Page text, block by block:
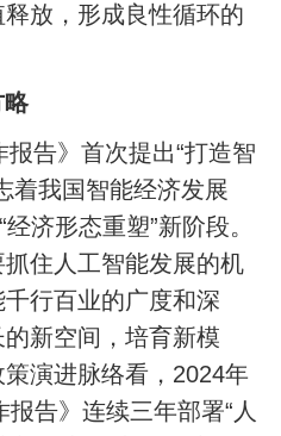
放，形成良性循环的
略
告》首次提出“打造智
着我国智能经济发展
济形态重塑”新阶段。
住人工智能发展的机
行百业的广度和深
新空间，培育新模
演进脉络看，2024年
告》连续三年部署“人